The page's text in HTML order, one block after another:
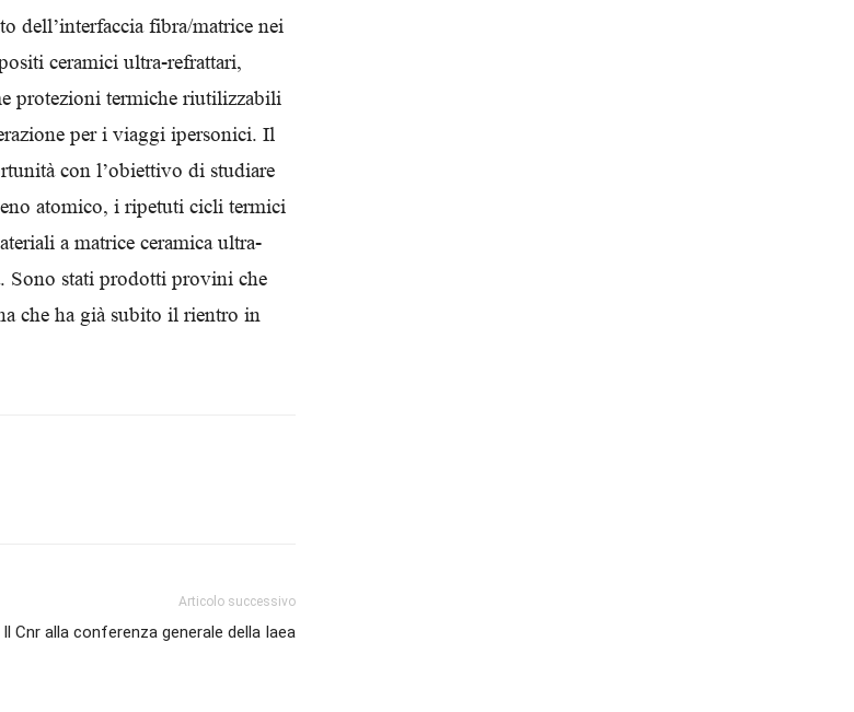
Ordini
dei
Biologi
dell’interfaccia fibra/matrice nei
ceramici ultra-refrattari,
protezioni termiche riutilizzabili
per i viaggi ipersonici. Il
con l’obiettivo di studiare
atomico, i ripetuti cicli termici
a matrice ceramica ultra-
Sono stati prodotti provini che
che ha già subito il rientro in
Articolo successivo
Il Cnr alla conferenza generale della Iaea